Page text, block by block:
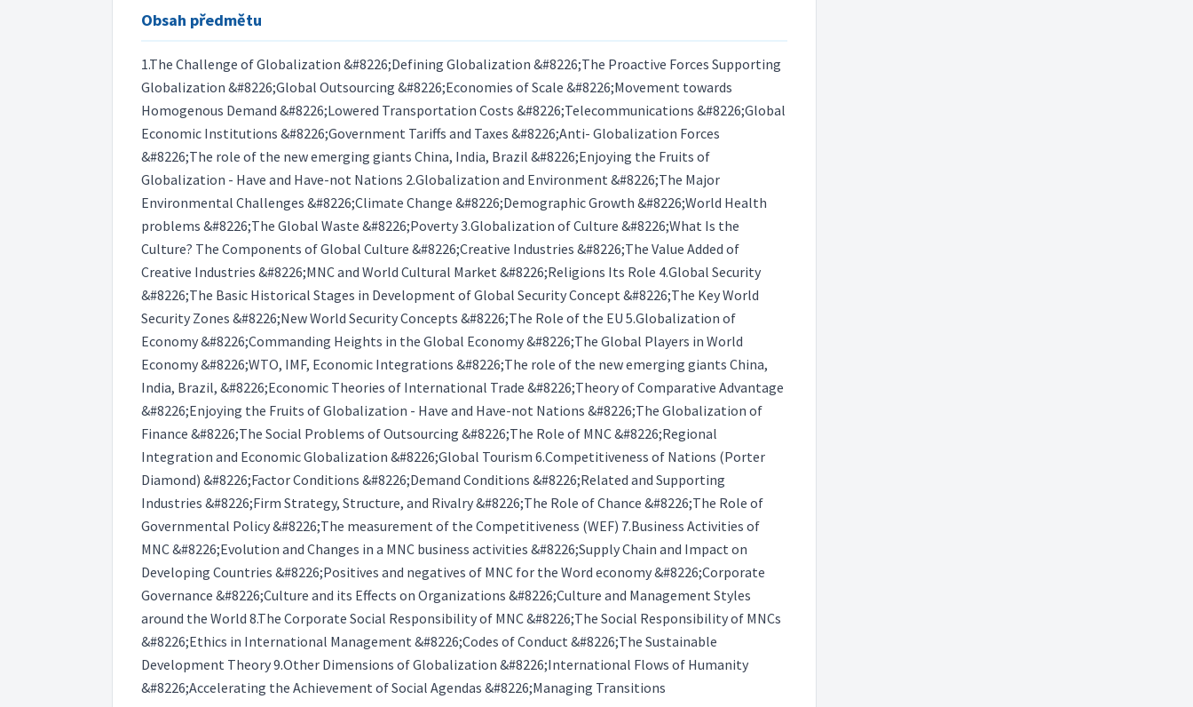
Obsah předmětu
1.The Challenge of Globalization &#8226;Defining Globalization &#8226;The Proactive Forces Supporting
Globalization &#8226;Global Outsourcing &#8226;Economies of Scale &#8226;Movement towards
Homogenous Demand &#8226;Lowered Transportation Costs &#8226;Telecommunications &#8226;Global
Economic Institutions &#8226;Government Tariffs and Taxes &#8226;Anti- Globalization Forces
&#8226;The role of the new emerging giants China, India, Brazil &#8226;Enjoying the Fruits of
Globalization - Have and Have-not Nations 2.Globalization and Environment &#8226;The Major
Environmental Challenges &#8226;Climate Change &#8226;Demographic Growth &#8226;World Health
problems &#8226;The Global Waste &#8226;Poverty 3.Globalization of Culture &#8226;What Is the
Culture? The Components of Global Culture &#8226;Creative Industries &#8226;The Value Added of
Creative Industries &#8226;MNC and World Cultural Market &#8226;Religions Its Role 4.Global Security
&#8226;The Basic Historical Stages in Development of Global Security Concept &#8226;The Key World
Security Zones &#8226;New World Security Concepts &#8226;The Role of the EU 5.Globalization of
Economy &#8226;Commanding Heights in the Global Economy &#8226;The Global Players in World
Economy &#8226;WTO, IMF, Economic Integrations &#8226;The role of the new emerging giants China,
India, Brazil, &#8226;Economic Theories of International Trade &#8226;Theory of Comparative Advantage
&#8226;Enjoying the Fruits of Globalization - Have and Have-not Nations &#8226;The Globalization of
Finance &#8226;The Social Problems of Outsourcing &#8226;The Role of MNC &#8226;Regional
Integration and Economic Globalization &#8226;Global Tourism 6.Competitiveness of Nations (Porter
Diamond) &#8226;Factor Conditions &#8226;Demand Conditions &#8226;Related and Supporting
Industries &#8226;Firm Strategy, Structure, and Rivalry &#8226;The Role of Chance &#8226;The Role of
Governmental Policy &#8226;The measurement of the Competitiveness (WEF) 7.Business Activities of
MNC &#8226;Evolution and Changes in a MNC business activities &#8226;Supply Chain and Impact on
Developing Countries &#8226;Positives and negatives of MNC for the Word economy &#8226;Corporate
Governance &#8226;Culture and its Effects on Organizations &#8226;Culture and Management Styles
around the World 8.The Corporate Social Responsibility of MNC &#8226;The Social Responsibility of MNCs
&#8226;Ethics in International Management &#8226;Codes of Conduct &#8226;The Sustainable
Development Theory 9.Other Dimensions of Globalization &#8226;International Flows of Humanity
&#8226;Accelerating the Achievement of Social Agendas &#8226;Managing Transitions